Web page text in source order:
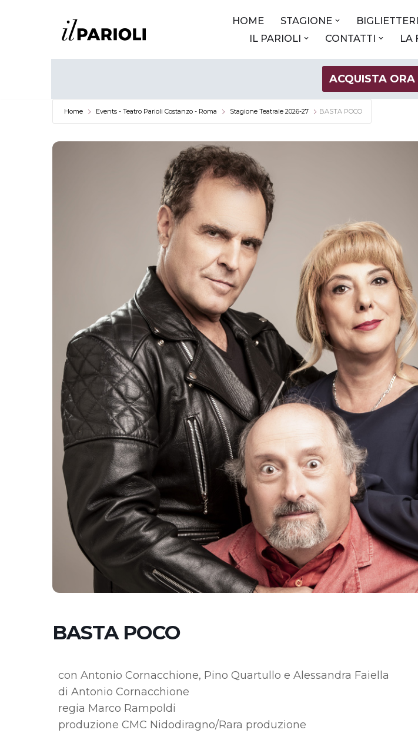
HOME STAGIONE
IL PARIOLI
CONTATTI LA
ACQUISTA ORA
Home Events - Teatro Parioli Costanzo - Roma Stagione Teatrale 2026-27 BASTA POCO
BASTA POCO
con Antonio Cornacchione, Pino Quartullo e Alessandra Faiella
di Antonio Cornacchione
regia Marco Rampoldi
produzione CMC Nidodiragno/Rara produzione